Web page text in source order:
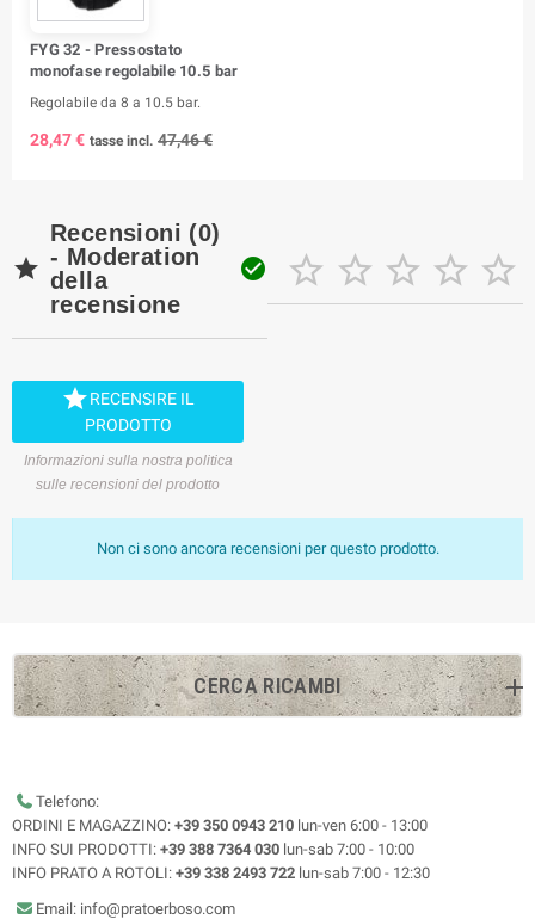
FYG 32 - Pressostato
monofase regolabile 10.5 bar
Regolabile da 8 a 10.5 bar.
28,47 € tasse incl. 47,46 €

Recensioni (0)
- Moderation
della
recensione
     
RECENSIRE IL
PRODOTTO
Informazioni sulla nostra politica
sulle recensioni del prodotto
Non ci sono ancora recensioni per questo prodotto.
CERCA RICAMBI
Telefono:
ORDINI E MAGAZZINO: +39 350 0943 210 lun-ven 6:00 - 13:00
INFO SUI PRODOTTI: +39 388 7364 030 lun-sab 7:00 - 10:00
INFO PRATO A ROTOLI: +39 338 2493 722 lun-sab 7:00 - 12:30
Email: info@pratoerboso.com